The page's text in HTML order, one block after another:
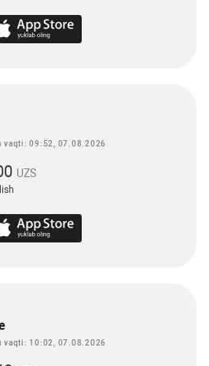
vaqti: 09:52, 07.08.2026
UZS
vaqti: 10:02, 07.08.2026